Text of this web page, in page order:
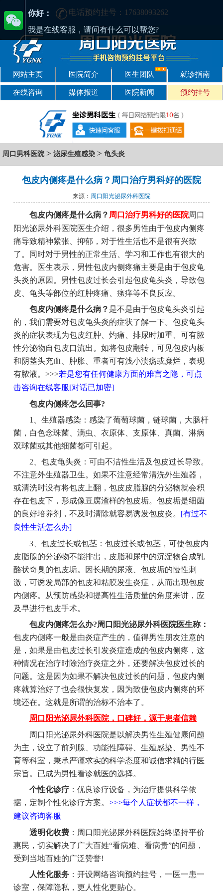
电话预约挂号：17638093262
周口男性疾病哪家医院好-周口2024年男科医院排名-周口男科医院
网站主页 医院简介 医生团队 就诊指南
在线咨询 媒体报道 医院新闻 预约挂号
周口男科医院 > 泌尿生殖感染 > 龟头炎
包皮内侧疼是什么病？周口治疗男科好的医院
来源： 周口阳光泌尿外科医院
包皮内侧疼是什么病？ 周口治疗男科好的医院周口
阳光泌尿外科医院医生介绍，很多男性由于包皮内侧疼
痛导致精神紧张、抑郁，对于性生活也不是很有兴致
了。同时对于男性的正常生活、学习和工作也有很大的
危害。医生表示，男性包皮内侧疼痛主要是由于包皮龟
头炎的原因。男性包皮过长会引起包皮龟头炎，导致包
皮、龟头等部位的红肿疼痛、瘙痒等不良反应。
包皮内侧疼是什么病？ 是不是由于包皮龟头炎引起
的，我们需要对包皮龟头炎的症状了解一下。包皮龟头
炎的症状表现为包皮红肿、灼痛、排尿时加重、可有脓
性分泌物自包皮口流出。如将包皮翻转，可见包皮内板
和阴茎头充血、肿胀、重者可有浅小溃疡或糜烂，表现
有脓液。>>>若是您有任何健康方面的难言之隐，可点
击咨询在线客服[对话已加密]
包皮内侧疼怎么回事?
1、生殖器感染：感染了葡萄球菌，链球菌，大肠杆
菌，白色念珠菌、滴虫、衣原体、支原体、真菌、淋病
双球菌或其他细菌都可引起。
2、包皮龟头炎：可由不洁性生活及包皮过长导致。
不注意外生殖器卫生。如果不注意经常清洗外生殖器，
或清洗时没有将包皮上翻，包皮皮脂腺的分泌物就会积
存在包皮下，形成像豆腐渣样的包皮垢。包皮垢是细菌
的良好培养剂，不及时清除就容易诱发包皮炎。 [有过不
良性生活怎么办]
3、包皮过长或包茎：包皮过长或包茎，可使包皮内
皮脂腺的分泌物不能排出，皮脂和尿中的沉淀物合成乳
酪状奇臭的包皮垢。因长期的尿液、包皮垢的慢性刺
激，可诱发局部的包皮和粘膜发生炎症，从而出现包皮
内侧疼。从预防感染和提高性生活质量的角度来讲，应
及早进行包皮手术。
包皮内侧疼怎么办?周口阳光泌尿外科医院医生称：
包皮内侧疼一般是由炎症产生的，值得男性朋友注意的
是，如果是由包皮过长引发炎症造成的包皮内侧疼，这
种情况在治疗时除治疗炎症之外，还要解决包皮过长的
问题。这是因为如果不解决包皮过长的问题，包皮内侧
疼就算治好了也会很快复发，因为致使包皮内侧疼的环
境还在。这就是所谓的治标不治本了。
周口阳光泌尿外科医院，口碑好，源于患者信赖
周口阳光泌尿外科医院是以解决男性生殖健康问题
为主，设立了前列腺、功能性障碍、生殖感染、男性不
育等科室，秉承严谨求实的科学态度和诚信求精的行医
宗旨。已成为男性看诊就医的选择。
个性化诊疗：优良诊疗设备，为治疗提供科学依
据，定制个性化诊疗方案。 >>>每个人症状都不一样，
建议咨询客服
透明化收费：周口阳光泌尿外科医院始终坚持平价
惠民，切实解决了广大百姓“看病难、看病贵”的问题，
受到当地百姓的广泛赞誉!
人性化服务：开设网络咨询预约挂号，一医一患一
诊室，保障隐私，更人性化更贴心。
你好：
我是在线客服，请问有什么可以帮您?